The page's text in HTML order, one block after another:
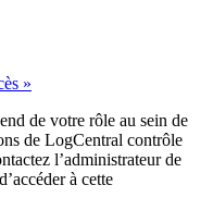
»
de votre rôle au sein de
de LogCentral contrôle
l’administrateur de
à cette